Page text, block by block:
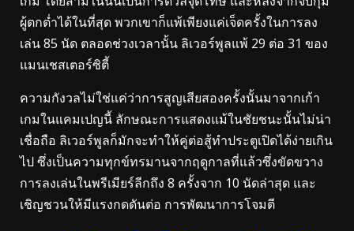
ผู้ตกต่ำได้ในที่สุด พวกเขาก็แพ้เพียงแค่เจ็ดครั้งในการลง
เล่น 85 นัด ตลอดช่วงเวลานั้น ลิเวอร์พูลแพ้ 29 ต่อ 31 ของ
แมนเชสเตอร์ซิตี้
ความกังวลไม่ใช่แค่ว่าการสูญเสียสองครั้งนั้นมาจากเก้า
เกมในแคมเปญนี้ ลักษณะการแสดงแม้ในชัยชนะนั้นไม่น่า
เชื่อถือ ลิเวอร์พูลก็มักจะทำให้คู่ต่อสู้ทำประตูเปิดได้ง่ายเกิน
ไป ซึ่งเป็นความทุกข์ทรมานจากฤดูกาลที่แล้วซึ่งขัดขวาง
การลงเล่นในพรีเมียร์ลีกถึง 8 ครั้งจาก 10 นัดล่าสุด และ
เชิญชวนให้มีแรงกดดันต่อ การพัฒนาการโจมตี